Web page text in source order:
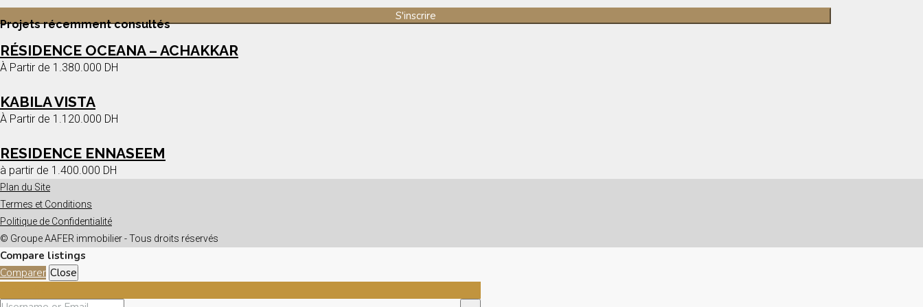
Projets récemment consultés
RÉSIDENCE OCEANA – ACHAKKAR
À Partir de 1.380.000 DH
KABILA VISTA
À Partir de 1.120.000 DH
RESIDENCE ENNASEEM
à partir de 1.400.000 DH
Plan du Site
Termes et Conditions
Politique de Confidentialité
© Groupe AAFER immobilier - Tous droits réservés
Compare listings
Comparer Close